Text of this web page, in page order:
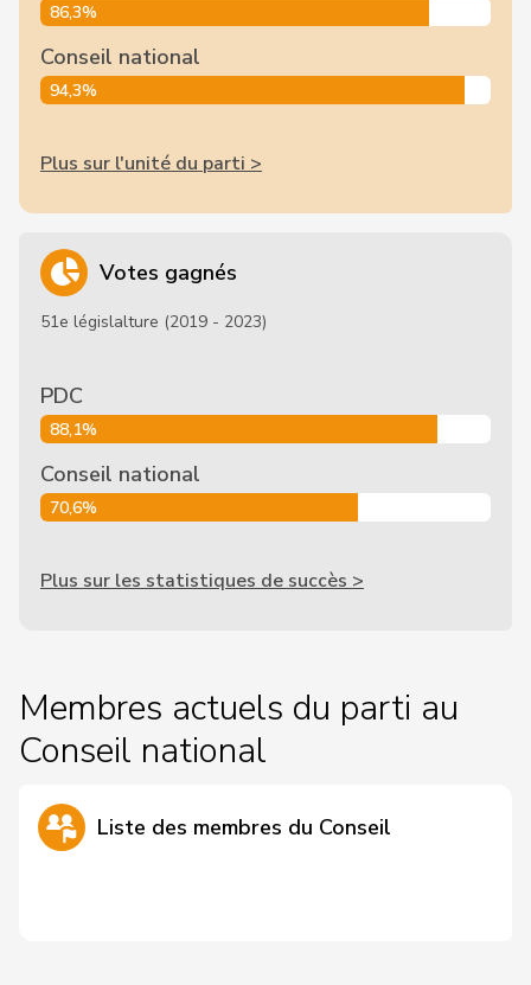
86,3%
Conseil national
94,3%
Plus sur l'unité du parti >
Votes gagnés
51e législalture (2019 - 2023)
PDC
88,1%
Conseil national
70,6%
Plus sur les statistiques de succès >
Membres actuels du parti au
Conseil national
Liste des membres du Conseil